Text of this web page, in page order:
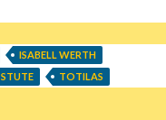
ISABELL WERTH
STUTE TOTILAS